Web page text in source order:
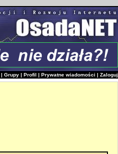
| Grupy | Profil | Prywatne wiadomości | Zaloguj